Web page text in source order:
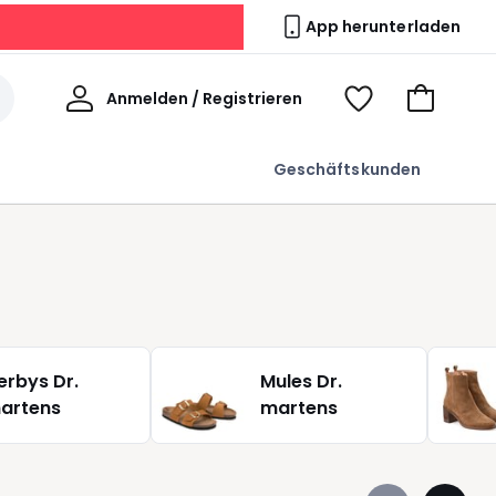
App herunterladen
Geschäftskunden
Anmelden / Registrieren
Willkommen
Voir
Zum
Dr.
Mules Dr.
martens